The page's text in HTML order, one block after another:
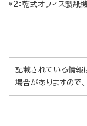
*2：乾式オフィス製紙
記載されている情報
場合がありますので